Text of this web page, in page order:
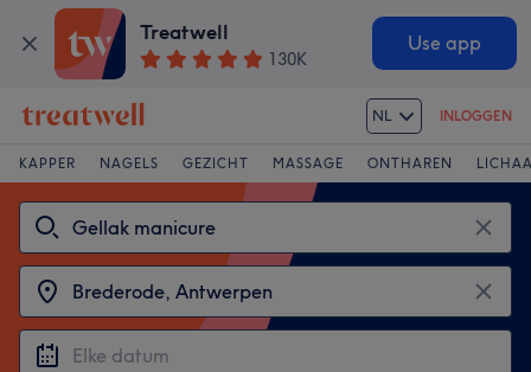
Treatwell
130K
Use app
NL INLOGGEN
KAPPER NAGELS GEZICHT MASSAGE ONTHAREN